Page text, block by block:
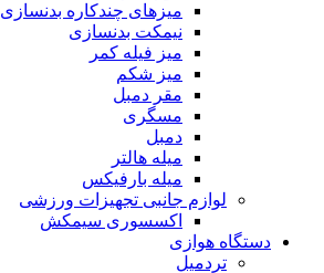
میزهای چندکاره بدنسازی
نیمکت بدنسازی
میز فیله کمر
میز شکم
مقر دمبل
مسگری
دمبل
میله هالتر
میله بارفیکس
لوازم جانبی تجهیزات ورزشی
اکسسوری سیمکش
دستگاه هوازی
تردمیل